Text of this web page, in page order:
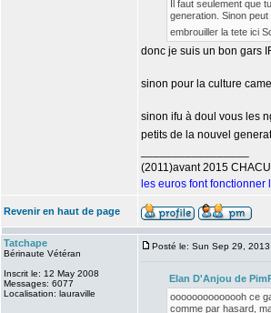
Il faut seulement que
generation. Sinon
embrouiller la tete ici
donc je suis un bon gars
sinon pour la culture
sinon ifu à doul vous les
petits de la nouvel
(2011)avant 2015
les euros font fonctionner
Revenir en haut de page
Tatchape
Bérinaute Vétéran
Inscrit le: 12 May 2008
Messages: 6077
Localisation: lauraville
Posté le: Sun Sep 29,
Elan D'Anjou de
oooooooooooooh ce
comme par hasard,